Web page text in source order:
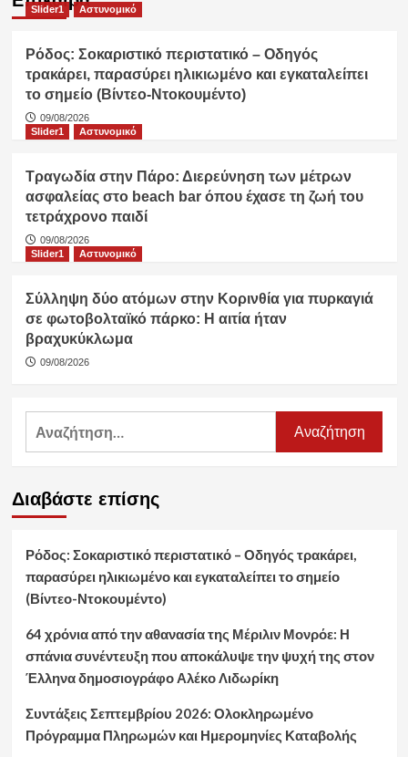
Slider1 Αστυνομικό
Ρόδος: Σοκαριστικό περιστατικό – Οδηγός
τρακάρει, παρασύρει ηλικιωμένο και εγκαταλείπει
το σημείο (Βίντεο-Ντοκουμέντο)
09/08/2026
Slider1
Αστυνομικό
Τραγωδία στην Πάρο: Διερεύνηση των μέτρων
ασφαλείας στο beach bar όπου έχασε τη ζωή του
τετράχρονο παιδί
09/08/2026
Slider1
Αστυνομικό
Σύλληψη δύο ατόμων στην Κορινθία για πυρκαγιά
σε φωτοβολταϊκό πάρκο: Η αιτία ήταν
βραχυκύκλωμα
09/08/2026
Αναζήτηση
Διαβάστε επίσης
Ρόδος: Σοκαριστικό περιστατικό – Οδηγός τρακάρει,
παρασύρει ηλικιωμένο και εγκαταλείπει το σημείο
(Βίντεο-Ντοκουμέντο)
64 χρόνια από την αθανασία της Μέριλιν Μονρόε: Η
σπάνια συνέντευξη που αποκάλυψε την ψυχή της στον
Έλληνα δημοσιογράφο Αλέκο Λιδωρίκη
Συντάξεις Σεπτεμβρίου 2026: Ολοκληρωμένο
Πρόγραμμα Πληρωμών και Ημερομηνίες Καταβολής